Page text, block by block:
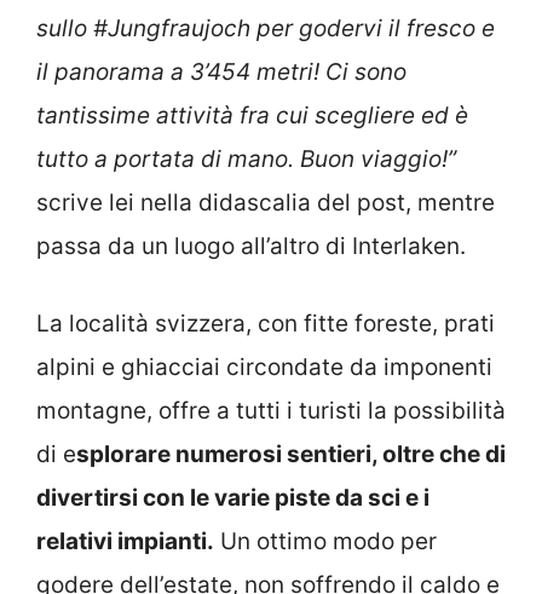
sullo #Jungfraujoch per godervi il fresco e
il panorama a 3’454 metri! Ci sono
tantissime attività fra cui scegliere ed è
tutto a portata di mano. Buon viaggio!”
scrive lei nella didascalia del post, mentre
passa da un luogo all’altro di Interlaken.
La località svizzera, con fitte foreste, prati
alpini e ghiacciai circondate da imponenti
montagne, offre a tutti i turisti la possibilità
di esplorare numerosi sentieri, oltre che di
divertirsi con le varie piste da sci e i
relativi impianti. Un ottimo modo per
godere dell’estate, non soffrendo il caldo e